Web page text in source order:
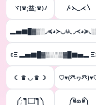
ヾ(♛;益;♛)ﾉ 〴⋋_⋌〵
▂▅▇█▓▒░◞≼◕≻◟◞౪◟
εΞ ▂▅▇█▓▒░░▒▓█▇▅▂ Ξз
☾ ♛ ◡ ♛ ☽ ♡♥(癶ヮ癶
༼;´༎ຶ ۝ ༎ຶ ༽ ༼ꉺɷꉺ༽